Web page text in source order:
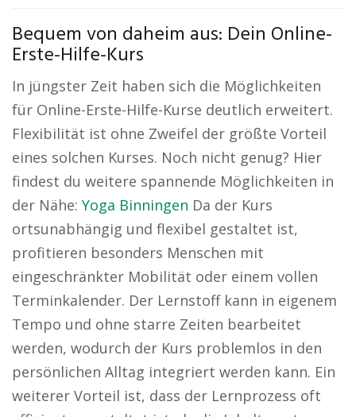
Bequem von daheim aus: Dein Online-
Erste-Hilfe-Kurs
In jüngster Zeit haben sich die Möglichkeiten
für Online-Erste-Hilfe-Kurse deutlich erweitert.
Flexibilität ist ohne Zweifel der größte Vorteil
eines solchen Kurses. Noch nicht genug? Hier
findest du weitere spannende Möglichkeiten in
der Nähe: Yoga Binningen Da der Kurs
ortsunabhängig und flexibel gestaltet ist,
profitieren besonders Menschen mit
eingeschränkter Mobilität oder einem vollen
Terminkalender. Der Lernstoff kann in eigenem
Tempo und ohne starre Zeiten bearbeitet
werden, wodurch der Kurs problemlos in den
persönlichen Alltag integriert werden kann. Ein
weiterer Vorteil ist, dass der Lernprozess oft